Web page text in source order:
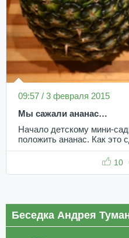
09:57 / 3 февраля 2015
Мы сажали ананас…
Начало детскому мини-
положить ананас. Как это
10
Беседка Андрея